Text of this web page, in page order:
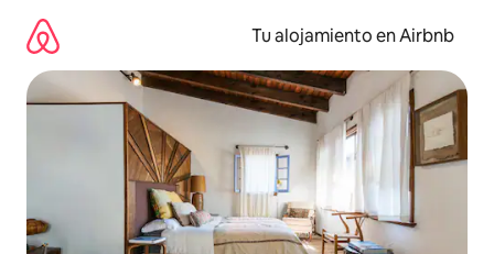
contenido
Tu alojamiento en Airbnb